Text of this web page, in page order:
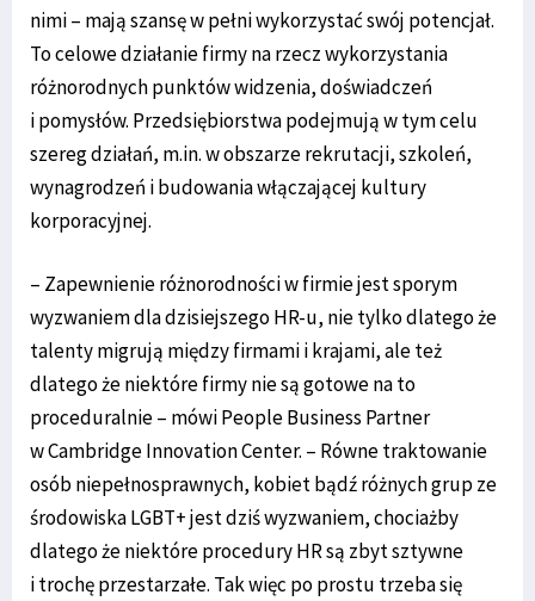
nimi – mają szansę w pełni wykorzystać swój potencjał.
To celowe działanie firmy na rzecz wykorzystania
różnorodnych punktów widzenia, doświadczeń
i pomysłów. Przedsiębiorstwa podejmują w tym celu
szereg działań, m.in. w obszarze rekrutacji, szkoleń,
wynagrodzeń i budowania włączającej kultury
korporacyjnej.
– Zapewnienie różnorodności w firmie jest sporym
wyzwaniem dla dzisiejszego HR-u, nie tylko dlatego że
talenty migrują między firmami i krajami, ale też
dlatego że niektóre firmy nie są gotowe na to
proceduralnie – mówi People Business Partner
w Cambridge Innovation Center. – Równe traktowanie
osób niepełnosprawnych, kobiet bądź różnych grup ze
środowiska LGBT+ jest dziś wyzwaniem, chociażby
dlatego że niektóre procedury HR są zbyt sztywne
i trochę przestarzałe. Tak więc po prostu trzeba się